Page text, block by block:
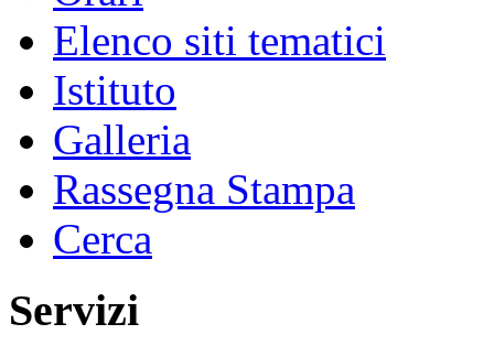
Elenco siti tematici
Istituto
Galleria
Rassegna Stampa
Cerca
Servizi